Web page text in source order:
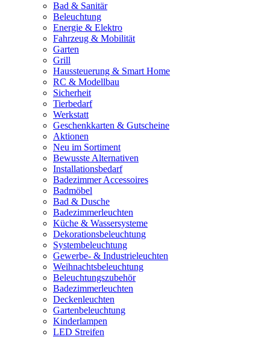
Bad & Sanitär
Beleuchtung
Energie & Elektro
Fahrzeug & Mobilität
Garten
Grill
Haussteuerung & Smart Home
RC & Modellbau
Sicherheit
Tierbedarf
Werkstatt
Geschenkkarten & Gutscheine
Aktionen
Neu im Sortiment
Bewusste Alternativen
Installationsbedarf
Badezimmer Accessoires
Badmöbel
Bad & Dusche
Badezimmerleuchten
Küche & Wassersysteme
Dekorationsbeleuchtung
Systembeleuchtung
Gewerbe- & Industrieleuchten
Weihnachtsbeleuchtung
Beleuchtungszubehör
Badezimmerleuchten
Deckenleuchten
Gartenbeleuchtung
Kinderlampen
LED Streifen